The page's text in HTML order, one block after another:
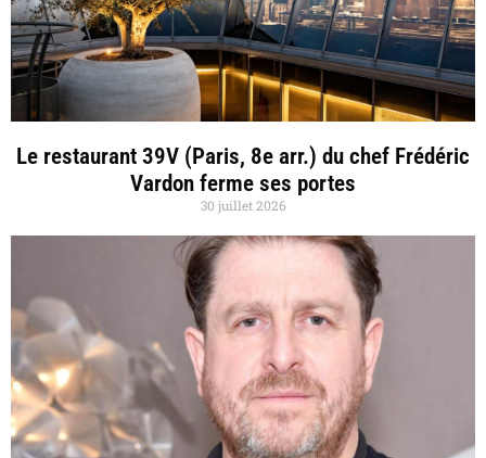
Le restaurant 39V (Paris, 8e arr.) du chef Frédéric
Vardon ferme ses portes
30 juillet 2026